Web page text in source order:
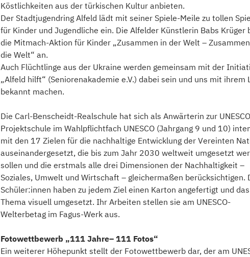
Köstlichkeiten aus der türkischen Kultur anbieten.
Der Stadtjugendring Alfeld lädt mit seiner Spiele-Meile zu tollen
für Kinder und Jugendliche ein. Die Alfelder Künstlerin Babs Krüger
die Mitmach-Aktion für Kinder „Zusammen in der Welt –
die Welt“ an.
Auch Flüchtlinge aus der Ukraine werden gemeinsam mit der
„Alfeld hilft“ (Seniorenakademie e.V.) dabei sein und uns mit ihrem
bekannt machen.
Die Carl-Benscheidt-Realschule hat sich als Anwärterin zur
Projektschule im Wahlpflichtfach UNESCO (Jahrgang 9 und 10)
mit den 17 Zielen für die nachhaltige Entwicklung der Vereinten
auseinandergesetzt, die bis zum Jahr 2030 weltweit umgesetzt
sollen und die erstmals alle drei Dimensionen der Nachhaltigkeit –
Soziales, Umwelt und Wirtschaft – gleichermaßen berücksichtigen.
Schüler:innen haben zu jedem Ziel einen Karton angefertigt und das
Thema visuell umgesetzt. Ihr Arbeiten stellen sie am UNESCO-
Welterbetag im Fagus-Werk aus.
Fotowettbewerb „111 Jahre– 111 Fotos“
Ein weiterer Höhepunkt stellt der Fotowettbewerb dar, der am